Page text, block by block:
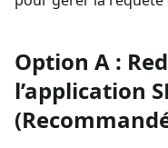
Option A :
l’application